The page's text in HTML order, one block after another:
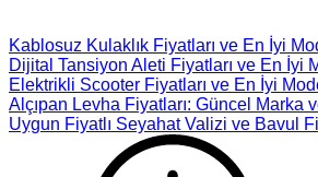
Kablosuz Kulaklık Fiyatları ve En İyi
Dijital Tansiyon Aleti Fiyatları ve En İyi
Elektrikli Scooter Fiyatları ve En İyi
Alçıpan Levha Fiyatları: Güncel Marka
Uygun Fiyatlı Seyahat Valizi ve Bavul